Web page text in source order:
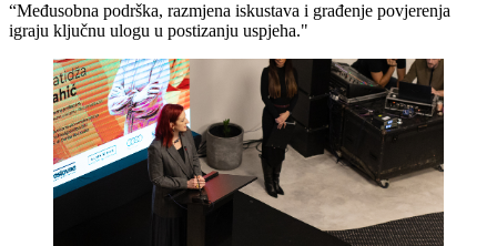
“Međusobna podrška, razmjena iskustava i građenje povjerenja
igraju ključnu ulogu u postizanju uspjeha."